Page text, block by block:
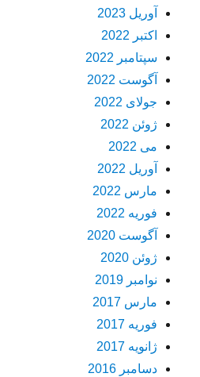
آوریل 2023
اکتبر 2022
سپتامبر 2022
آگوست 2022
جولای 2022
ژوئن 2022
می 2022
آوریل 2022
مارس 2022
فوریه 2022
آگوست 2020
ژوئن 2020
نوامبر 2019
مارس 2017
فوریه 2017
ژانویه 2017
دسامبر 2016